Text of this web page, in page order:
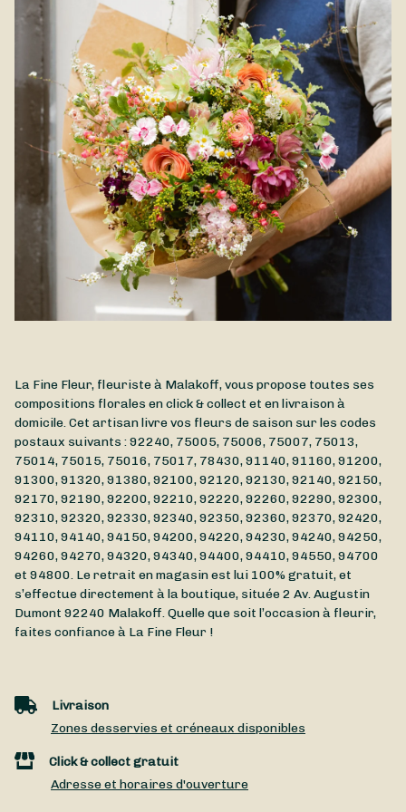
l'hortensia se décline en de multiples teintes, toutes plus
douces les unes que les autres. Cette création généreuse et
pleine de fraîcheur est disponible à la livraison à Malakoff et
dans les environs.
des courants d'air.
La Fine Fleur, fleuriste à Malakoff, vous propose toutes ses
compositions florales en click & collect et en livraison à
domicile. Cet artisan livre vos fleurs de saison sur les codes
postaux suivants : 92240, 75005, 75006, 75007, 75013,
75014, 75015, 75016, 75017, 78430, 91140, 91160, 91200,
91300, 91320, 91380, 92100, 92120, 92130, 92140, 92150,
92170, 92190, 92200, 92210, 92220, 92260, 92290, 92300,
92310, 92320, 92330, 92340, 92350, 92360, 92370, 92420,
94110, 94140, 94150, 94200, 94220, 94230, 94240, 94250,
94260, 94270, 94320, 94340, 94400, 94410, 94550, 94700
et 94800. Le retrait en magasin est lui 100% gratuit, et
s’effectue directement à la boutique, située2 Av. Augustin
Dumont 92240 Malakoff. Quelle que soit l’occasion à fleurir,
faites confiance à La Fine Fleur !
Livraison
Zones desservies et créneaux disponibles
Click & collect gratuit
Adresse et horaires d'ouverture